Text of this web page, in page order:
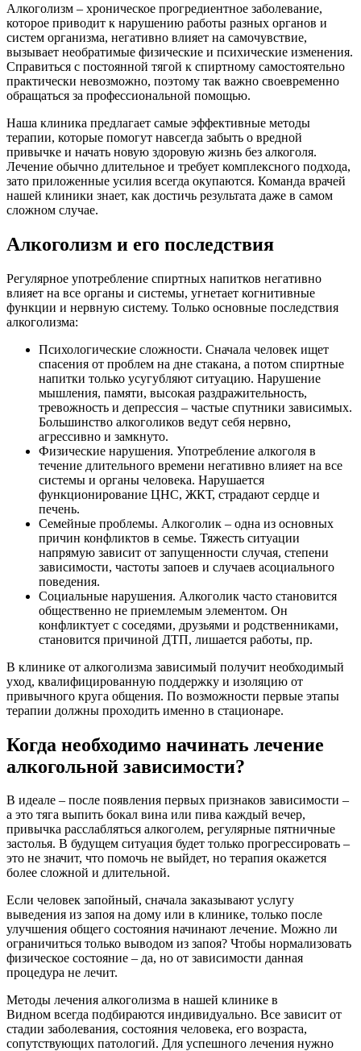
Алкоголизм – хроническое прогредиентное заболевание,
которое приводит к нарушению работы разных органов и
систем организма, негативно влияет на самочувствие,
вызывает необратимые физические и психические изменения.
Справиться с постоянной тягой к спиртному самостоятельно
практически невозможно, поэтому так важно своевременно
обращаться за профессиональной помощью.
Наша клиника предлагает самые эффективные методы
терапии, которые помогут навсегда забыть о вредной
привычке и начать новую здоровую жизнь без алкоголя.
Лечение обычно длительное и требует комплексного подхода,
зато приложенные усилия всегда окупаются. Команда врачей
нашей клиники знает, как достичь результата даже в самом
сложном случае.
Алкоголизм и его последствия
Регулярное употребление спиртных напитков негативно
влияет на все органы и системы, угнетает когнитивные
функции и нервную систему. Только основные последствия
алкоголизма:
Психологические сложности. Сначала человек ищет
спасения от проблем на дне стакана, а потом спиртные
напитки только усугубляют ситуацию. Нарушение
мышления, памяти, высокая раздражительность,
тревожность и депрессия – частые спутники зависимых.
Большинство алкоголиков ведут себя нервно,
агрессивно и замкнуто.
Физические нарушения. Употребление алкоголя в
течение длительного времени негативно влияет на все
системы и органы человека. Нарушается
функционирование ЦНС, ЖКТ, страдают сердце и
печень.
Семейные проблемы. Алкоголик – одна из основных
причин конфликтов в семье. Тяжесть ситуации
напрямую зависит от запущенности случая, степени
зависимости, частоты запоев и случаев асоциального
поведения.
Социальные нарушения. Алкоголик часто становится
общественно не приемлемым элементом. Он
конфликтует с соседями, друзьями и родственниками,
становится причиной ДТП, лишается работы, пр.
В клинике от алкоголизма зависимый получит необходимый
уход, квалифицированную поддержку и изоляцию от
привычного круга общения. По возможности первые этапы
терапии должны проходить именно в стационаре.
Когда необходимо начинать лечение
алкогольной зависимости?
В идеале – после появления первых признаков зависимости –
а это тяга выпить бокал вина или пива каждый вечер,
привычка расслабляться алкоголем, регулярные пятничные
застолья. В будущем ситуация будет только прогрессировать –
это не значит, что помочь не выйдет, но терапия окажется
более сложной и длительной.
Если человек запойный, сначала заказывают услугу
выведения из запоя на дому или в клинике, только после
улучшения общего состояния начинают лечение. Можно ли
ограничиться только выводом из запоя? Чтобы нормализовать
физическое состояние – да, но от зависимости данная
процедура не лечит.
Методы лечения алкоголизма в нашей клинике в
Видном всегда подбираются индивидуально. Все зависит от
стадии заболевания, состояния человека, его возраста,
сопутствующих патологий. Для успешного лечения нужно